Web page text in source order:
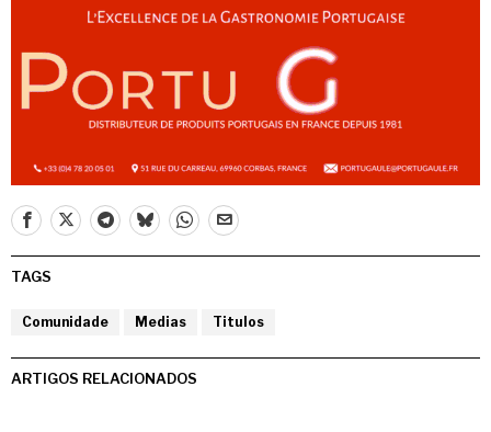
TAGS
Comunidade Medias Titulos
ARTIGOS RELACIONADOS